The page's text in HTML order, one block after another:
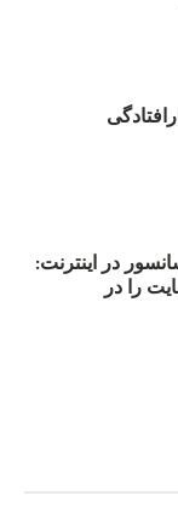
سانسور در اینترنت:
گزارشگران‌ بدون مرز، ۲۲ سایت را در